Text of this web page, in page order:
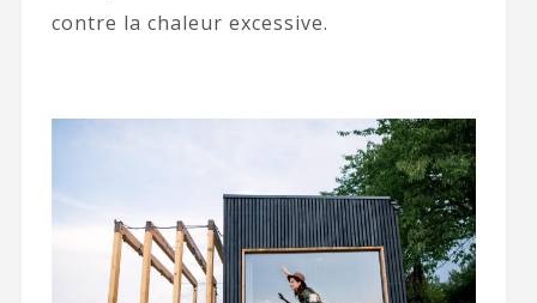
contre la chaleur excessive.